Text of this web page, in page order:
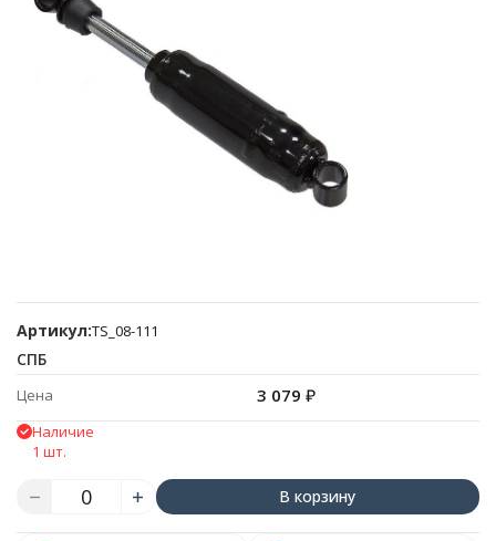
Артикул:TS_08-111
СПБ
Цена 3 079 ₽
Наличие
1 шт.
В корзину